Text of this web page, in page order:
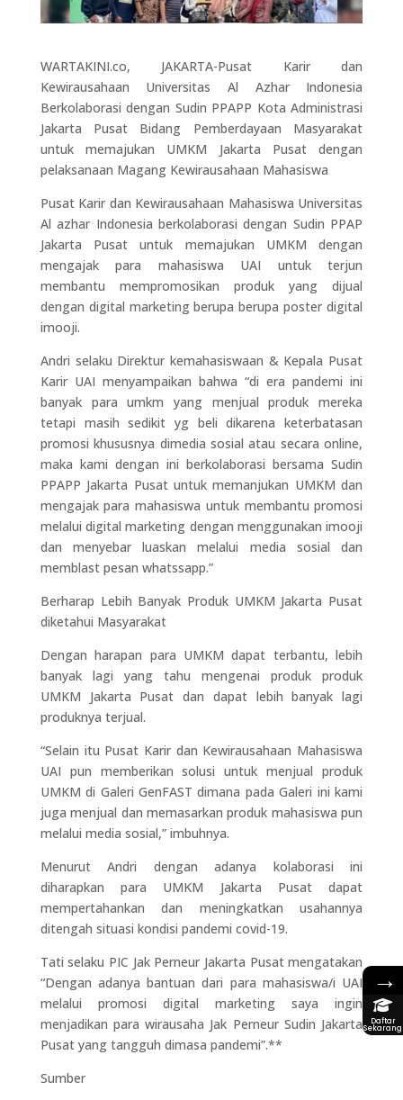
WARTAKINI.co, JAKARTA-Pusat Karir dan
Kewirausahaan Universitas Al Azhar Indonesia
Berkolaborasi dengan Sudin PPAPP Kota Administrasi
Jakarta Pusat Bidang Pemberdayaan Masyarakat
untuk memajukan UMKM Jakarta Pusat dengan
pelaksanaan Magang Kewirausahaan Mahasiswa
Pusat Karir dan Kewirausahaan Mahasiswa Universitas
Al azhar Indonesia berkolaborasi dengan Sudin PPAP
Jakarta Pusat untuk memajukan UMKM dengan
mengajak para mahasiswa UAI untuk terjun
membantu mempromosikan produk yang dijual
dengan digital marketing berupa berupa poster digital
imooji.
Andri selaku Direktur kemahasiswaan & Kepala Pusat
Karir UAI menyampaikan bahwa “di era pandemi ini
banyak para umkm yang menjual produk mereka
tetapi masih sedikit yg beli dikarena keterbatasan
promosi khususnya dimedia sosial atau secara online,
maka kami dengan ini berkolaborasi bersama Sudin
PPAPP Jakarta Pusat untuk memanjukan UMKM dan
mengajak para mahasiswa untuk membantu promosi
melalui digital marketing dengan menggunakan imooji
dan menyebar luaskan melalui media sosial dan
memblast pesan whatssapp.”
Berharap Lebih Banyak Produk UMKM Jakarta Pusat
diketahui Masyarakat
Dengan harapan para UMKM dapat terbantu, lebih
banyak lagi yang tahu mengenai produk produk
UMKM Jakarta Pusat dan dapat lebih banyak lagi
produknya terjual.
“Selain itu Pusat Karir dan Kewirausahaan Mahasiswa
UAI pun memberikan solusi untuk menjual produk
UMKM di Galeri GenFAST dimana pada Galeri ini kami
juga menjual dan memasarkan produk mahasiswa pun
melalui media sosial,” imbuhnya.
Menurut Andri dengan adanya kolaborasi ini
diharapkan para UMKM Jakarta Pusat dapat
mempertahankan dan meningkatkan usahannya
ditengah situasi kondisi pandemi covid-19.
Tati selaku PIC Jak Perneur Jakarta Pusat mengatakan
“Dengan adanya bantuan dari para mahasiswa/i UAI
melalui promosi digital marketing saya ingin
menjadikan para wirausaha Jak Perneur Sudin Jakarta
Pusat yang tangguh dimasa pandemi”.**
Sumber
→
Daftar
Sekarang